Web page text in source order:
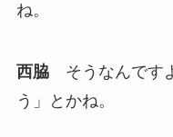
ね。
西脇そうなんです
う」とかね。